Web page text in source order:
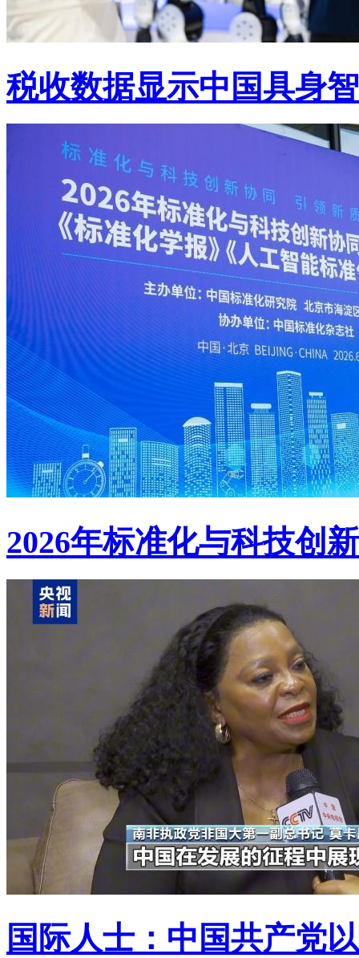
税收数据显示中国具身
2026年标准化与科技创
国际人士：中国共产党